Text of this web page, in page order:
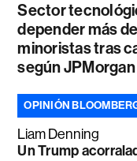
Sector
depender más
minoristas tras
según JPMorgan
OPINIÓN
Liam Denning
Un Trump